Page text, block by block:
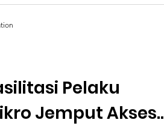
Environment Projects
Pelaku
Jemput Akses